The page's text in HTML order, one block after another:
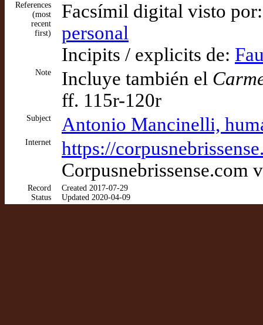
References
(most
recent
first)
Facsímil digital visto
personal
Incipits / explicits de:
Note Incluye también el
ff. 115r-120r
Subject Antonio Mancinelli,
Internet
https://
Corpusnebrissense.com
Record
Status
Created 2017-07-29
Updated 2020-04-09